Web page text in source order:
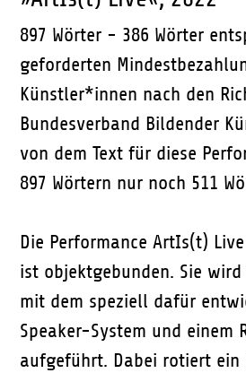
897 Wörter - 386 Wörter
geforderten
Künstler*innen nach den
Bundesverband Bildender
von dem Text für diese
897 Wörtern nur noch 511
Die Performance ArtIs(t)
ist objektgebunden. Sie
mit dem speziell dafür
Speaker-System und einem
aufgeführt. Dabei rotiert ein